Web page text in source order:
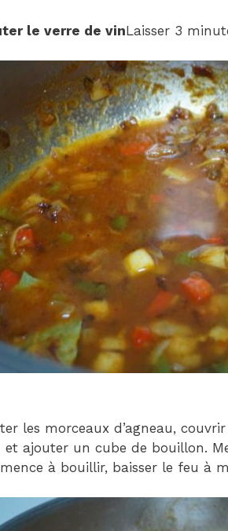
le verre de vinLaisser 3
les morceaux d’agneau,
et ajouter un cube de bouillon.
à bouillir, baisser le feu à